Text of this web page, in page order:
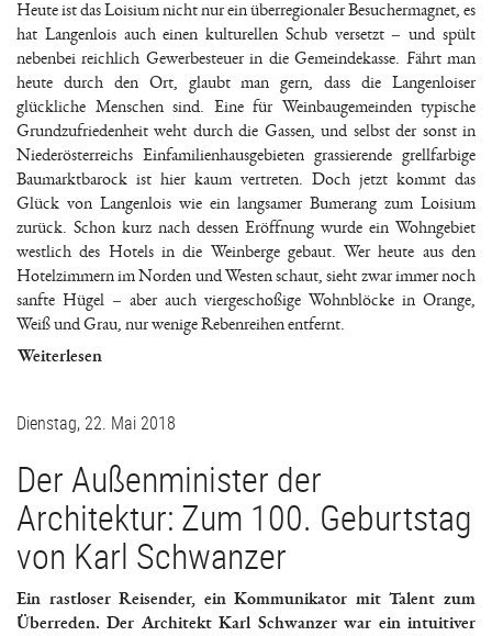
Heute ist das Loisium nicht nur ein überregionaler Besuchermagnet, es
hat Langenlois auch einen kulturellen Schub versetzt – und spült
nebenbei reichlich Gewerbesteuer in die Gemeindekasse. Fährt man
heute durch den Ort, glaubt man gern, dass die Langenloiser
glückliche Menschen sind. Eine für Weinbaugemeinden typische
Grundzufriedenheit weht durch die Gassen, und selbst der sonst in
Niederösterreichs Einfamilienhausgebieten grassierende grellfarbige
Baumarktbarock ist hier kaum vertreten. Doch jetzt kommt das
Glück von Langenlois wie ein langsamer Bumerang zum Loisium
zurück. Schon kurz nach dessen Eröffnung wurde ein Wohngebiet
westlich des Hotels in die Weinberge gebaut. Wer heute aus den
Hotelzimmern im Norden und Westen schaut, sieht zwar immer noch
sanfte Hügel – aber auch viergeschoßige Wohnblöcke in Orange,
Weiß und Grau, nur wenige Rebenreihen entfernt.
Weiterlesen
Dienstag, 22. Mai 2018
Der Außenminister der
Architektur: Zum 100. Geburtstag
von Karl Schwanzer
Ein rastloser Reisender, ein Kommunikator mit Talent zum
Überreden. Der Architekt Karl Schwanzer war ein intuitiver